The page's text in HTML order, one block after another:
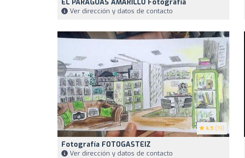
EL PARAGUAS AMARILLO Fotografía
Ver dirección y datos de contacto
4.9 (19)
Fotografía FOTOGASTEIZ
Ver dirección y datos de contacto